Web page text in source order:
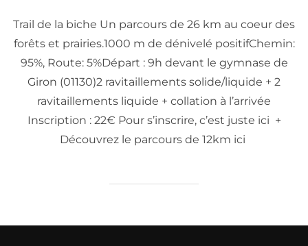
Trail de la biche Un parcours de 26 km au coeur des
forêts et prairies.1000 m de dénivelé positifChemin:
95%, Route: 5%Départ : 9h devant le gymnase de
Giron (01130)2 ravitaillements solide/liquide + 2
ravitaillements liquide + collation à l’arrivée
Inscription : 22€ Pour s’inscrire, c’est juste ici +
Découvrez le parcours de 12km ici